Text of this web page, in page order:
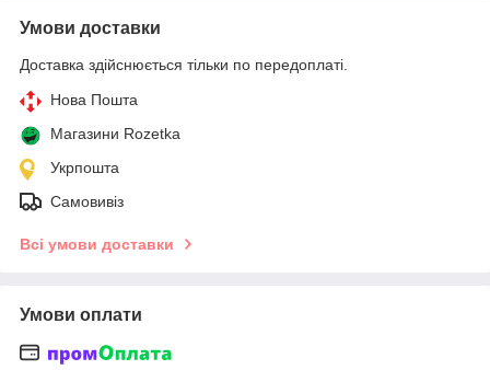
Умови доставки
Доставка здійснюється тільки по передоплаті.
Нова Пошта
Магазини Rozetka
Укрпошта
Самовивіз
Всі умови доставки
Умови оплати